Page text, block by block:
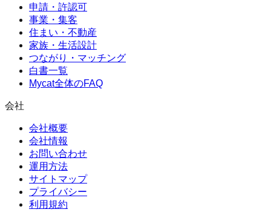
申請・許認可
事業・集客
住まい・不動産
家族・生活設計
つながり・マッチング
白書一覧
Mycat全体のFAQ
会社
会社概要
会社情報
お問い合わせ
運用方法
サイトマップ
プライバシー
利用規約